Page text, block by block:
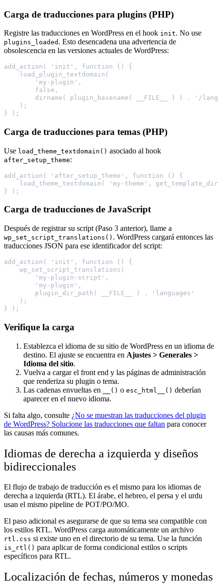
Carga de traducciones para plugins (PHP)
Registre las traducciones en WordPress en el hook init. No use
plugins_loaded . Esto desencadena una advertencia de
obsolescencia en las versiones actuales de WordPress:
add_action( 'init', function () {
    load_plugin_textdomain(
        'my-plugin',
        false,
dirname( plugin_basename( __FILE__ ) ) . '/
    );
} );
Carga de traducciones para temas (PHP)
Use load_theme_textdomain() asociado al hook
after_setup_theme:
add_action( 'after_setup_theme', function () {
load_theme_textdomain( 'my-theme',
} );
Carga de traducciones de JavaScript
Después de registrar su script (Paso 3 anterior), llame a
wp_set_script_translations() . WordPress cargará entonces las
traducciones JSON para ese identificador del script:
add_action( 'init', function () {
    wp_set_script_translations(
        'my-plugin-script',
        'my-plugin',
        plugin_dir_path( __FILE__ ) . 'languages'
    );
} );
Verifique la carga
Establezca el idioma de su sitio de WordPress en un idioma de
destino. El ajuste se encuentra en Ajustes > Generales >
Idioma del sitio.
Vuelva a cargar el front end y las páginas de administración
que renderiza su plugin o tema.
Las cadenas envueltas en
__() o esc_html__() deberían
aparecer en el nuevo idioma.
Si falta algo, consulte ¿No se muestran las traducciones del plugin
de WordPress? Solucione las traducciones que faltan para conocer
las causas más comunes.
Idiomas de derecha a izquierda y diseños
bidireccionales
El flujo de trabajo de traducción es el mismo para los idiomas de
derecha a izquierda (RTL). El árabe, el hebreo, el persa y el urdu
usan el mismo pipeline de POT/PO/MO.
El paso adicional es asegurarse de que su tema sea compatible con
los estilos RTL. WordPress carga automáticamente un archivo
rtl.css si existe uno en el directorio de su tema. Use la función
is_rtl() para aplicar de forma condicional estilos o scripts
específicos para RTL.
Localización de fechas, números y monedas